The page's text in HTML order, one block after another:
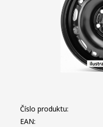
Číslo produktu:
EAN: